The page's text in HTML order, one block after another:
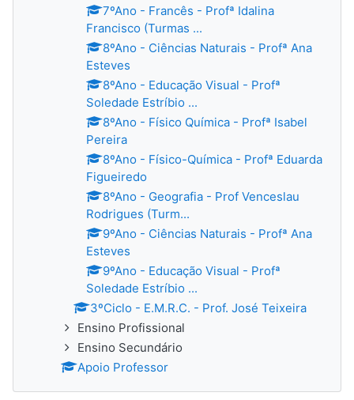
7ºAno - Francês - Profª Idalina
Francisco (Turmas ...
8ºAno - Ciências Naturais - Profª Ana
Esteves
8ºAno - Educação Visual - Profª
Soledade Estríbio ...
8ºAno - Físico Química - Profª Isabel
Pereira
8ºAno - Físico-Química - Profª Eduarda
Figueiredo
8ºAno - Geografia - Prof Venceslau
Rodrigues (Turm...
9ºAno - Ciências Naturais - Profª Ana
Esteves
9ºAno - Educação Visual - Profª
Soledade Estríbio ...
3ºCiclo - E.M.R.C. - Prof. José Teixeira
Ensino Profissional
Ensino Secundário
Apoio Professor